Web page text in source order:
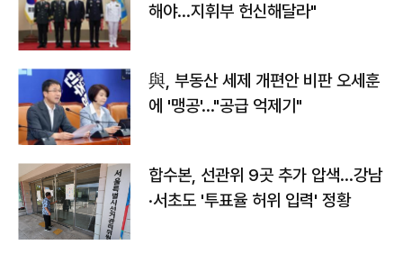
해야…지휘부 헌신해달라"
與, 부동산 세제 개편안 비판 오세훈
에 '맹공'…"공급 억제기"
합수본, 선관위 9곳 추가 압색…강남
·서초도 '투표율 허위 입력' 정황